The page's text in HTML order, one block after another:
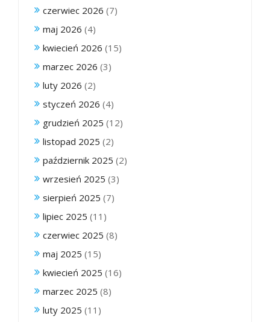
czerwiec 2026 (7)
maj 2026 (4)
kwiecień 2026 (15)
marzec 2026 (3)
luty 2026 (2)
styczeń 2026 (4)
grudzień 2025 (12)
listopad 2025 (2)
październik 2025 (2)
wrzesień 2025 (3)
sierpień 2025 (7)
lipiec 2025 (11)
czerwiec 2025 (8)
maj 2025 (15)
kwiecień 2025 (16)
marzec 2025 (8)
luty 2025 (11)